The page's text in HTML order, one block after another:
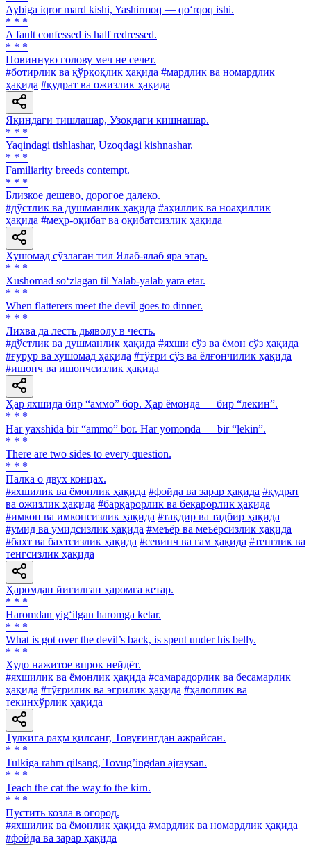
Aybiga iqror mard kishi, Yashirmoq — qo‘rqoq ishi.
* * *
A fault confessed is half redressed.
* * *
Повинную голову меч не сечет.
#ботирлик ва қўрқоқлик ҳақида #мардлик ва номардлик
ҳақида #қудрат ва ожизлик ҳақида
Яқиндаги тишлашар, Узоқдаги кишнашар.
* * *
Yaqindagi tishlashar, Uzoqdagi kishnashar.
* * *
Familiarity breeds contempt.
* * *
Близкое дешево, дорогое далеко.
#дўстлик ва душманлик ҳақида #аҳиллик ва ноаҳиллик
ҳақида #меҳр-оқибат ва оқибатсизлик ҳақида
Хушомад сўзлаган тил Ялаб-ялаб яра этар.
* * *
Xushomad so‘zlagan til Yalab-yalab yara etar.
* * *
When flatterers meet the devil goes to dinner.
* * *
Лихва да лесть дьяволу в честь.
#дўстлик ва душманлик ҳақида #яхши сўз ва ёмон сўз ҳақида
#ғурур ва хушомад ҳақида #тўғри сўз ва ёлғончилик ҳақида
#ишонч ва ишончсизлик ҳақида
Ҳар яхшида бир “аммо” бор. Ҳар ёмонда — бир “лекин”.
* * *
Har yaxshida bir “ammo” bor. Har yomonda — bir “lekin”.
* * *
There are two sides to every question.
* * *
Палка о двух концах.
#яхшилик ва ёмонлик ҳақида #фойда ва зарар ҳақида #қудрат
ва ожизлик ҳақида #барқарорлик ва беқарорлик ҳақида
#имкон ва имконсизлик ҳақида #тақдир ва тадбир ҳақида
#умид ва умидсизлик ҳақида #меъёр ва меъёрсизлик ҳақида
#бахт ва бахтсизлик ҳақида #севинч ва ғам ҳақида #тенглик ва
тенгсизлик ҳақида
Ҳаромдан йиғилган ҳаромга кетар.
* * *
Haromdan yig‘ilgan haromga ketar.
* * *
What is got over the devil’s back, is spent under his belly.
* * *
Худо нажитое впрок нейдёт.
#яхшилик ва ёмонлик ҳақида #самарадорлик ва бесамарлик
ҳақида #тўғрилик ва эгрилик ҳақида #ҳалоллик ва
текинхўрлик ҳақида
Тулкига раҳм қилсанг, Товуғингдан ажрайсан.
* * *
Tulkiga rahm qilsang, Tovugʼingdan ajraysan.
* * *
Teach the cat the way to the kirn.
* * *
Пустить козла в огород.
#яхшилик ва ёмонлик ҳақида #мардлик ва номардлик ҳақида
#фойда ва зарар ҳақида